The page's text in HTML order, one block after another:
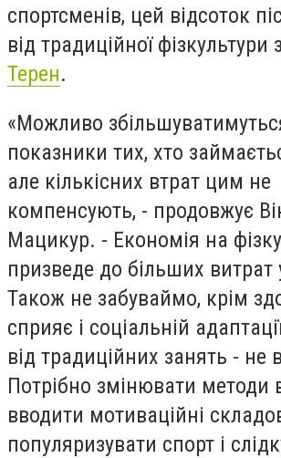
спортсменів, цей відсоток
від традиційної
Терен.
«Можливо
показники тих, хто
але кількісних втрат цим не
компенсують, - продовжує
Мацикур. - Економія на
призведе до більших витрат
Також не забуваймо, крім
сприяє і соціальній
від традиційних занять - не
Потрібно змінювати методи
вводити мотиваційні
популяризувати спорт і